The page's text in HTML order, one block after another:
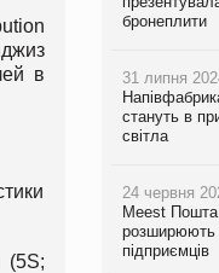
в
(5S;
бронеплити
31 липня
стануть в
світла
24 червня
Meest
розширюють
підприємців